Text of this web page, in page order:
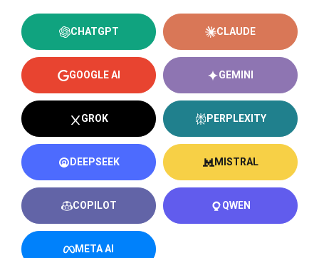
CHATGPT CLAUDE
GOOGLE AI GEMINI
GROK PERPLEXITY
DEEPSEEK MISTRAL
COPILOT QWEN
META AI